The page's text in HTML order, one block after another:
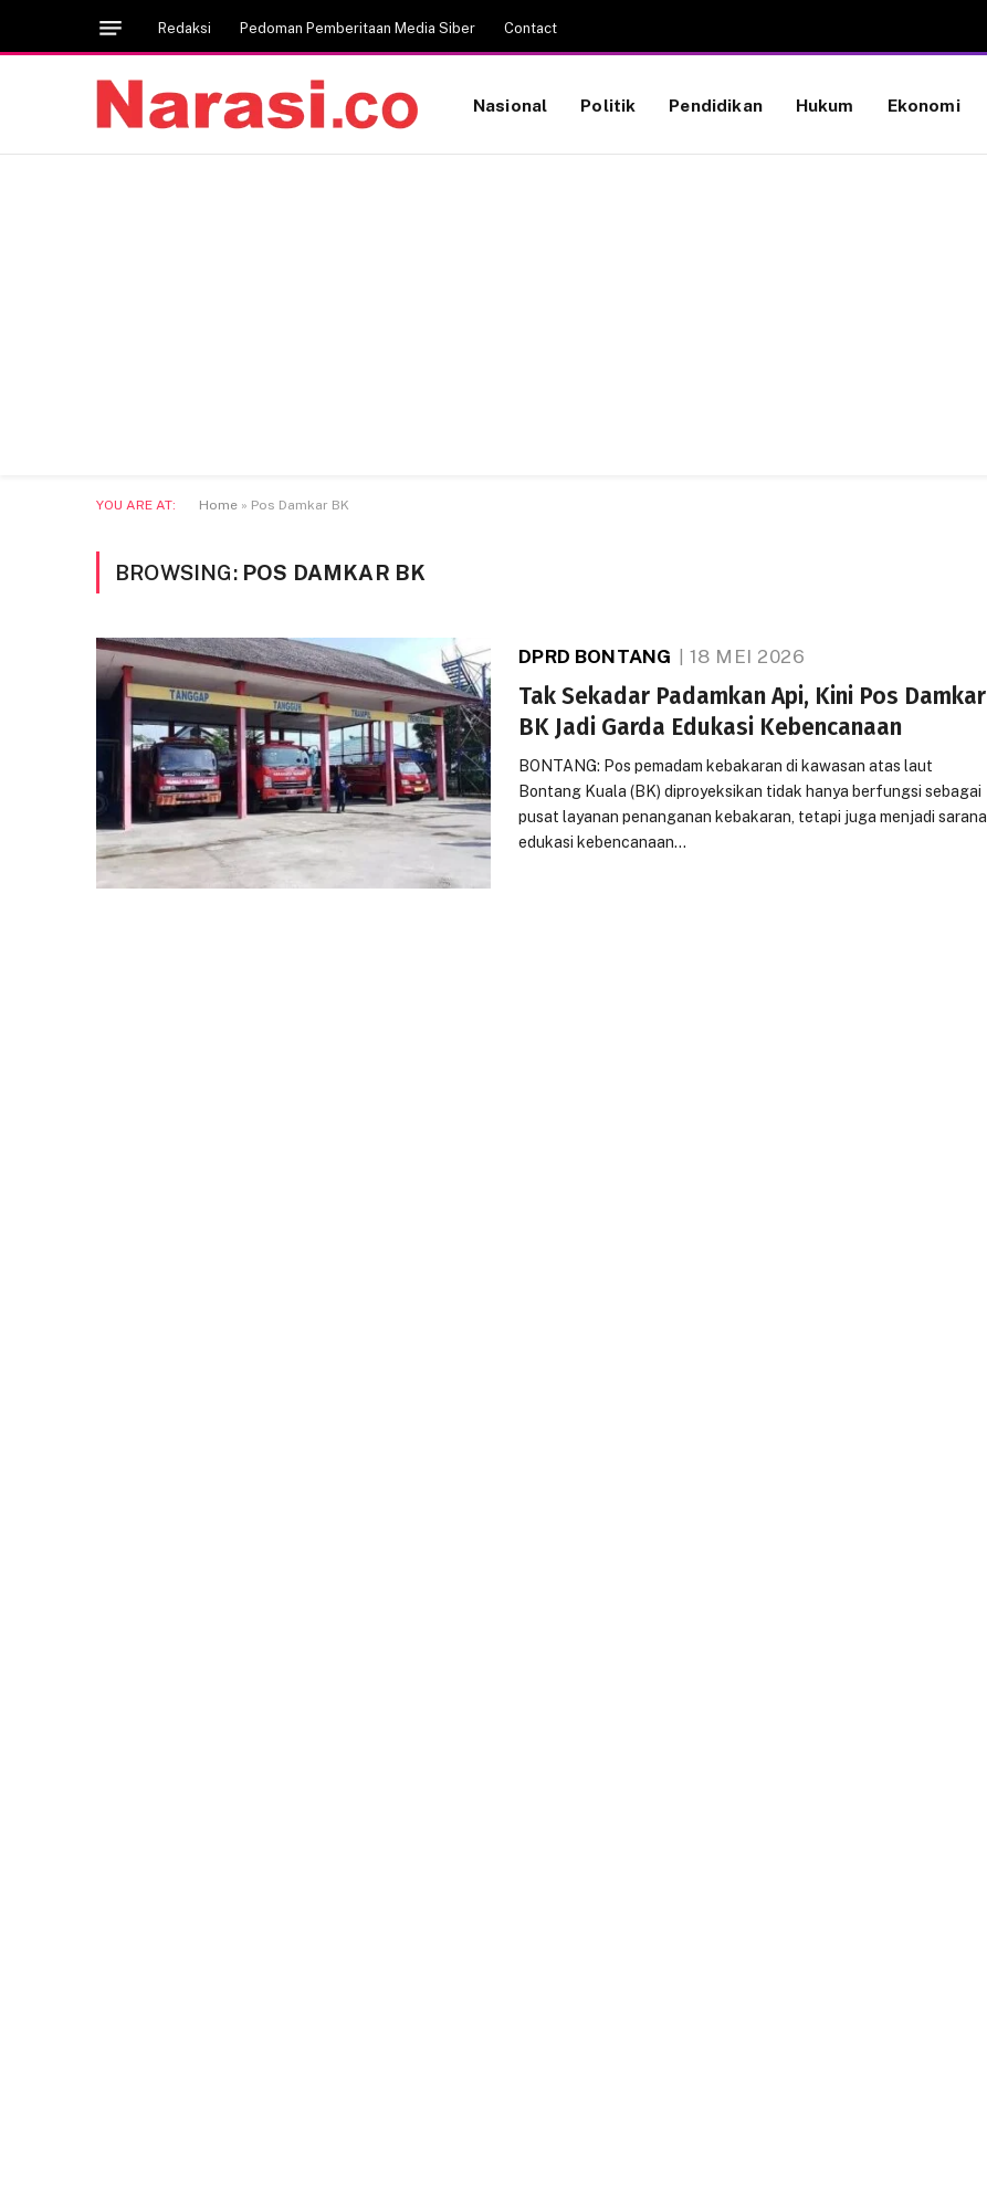
Redaksi Pedoman Pemberitaan Media Siber Contact
Nasional Politik Pendidikan Hukum Ekonomi
YOU ARE AT: Home » Pos Damkar BK
BROWSING: POS DAMKAR BK
DPRD BONTANG 18 MEI 2026
Tak Sekadar Padamkan Api, Kini Pos Damkar
BK Jadi Garda Edukasi Kebencanaan
BONTANG: Pos pemadam kebakaran di kawasan atas laut
Bontang Kuala (BK) diproyeksikan tidak hanya berfungsi sebagai
pusat layanan penanganan kebakaran, tetapi juga menjadi sarana
edukasi kebencanaan…